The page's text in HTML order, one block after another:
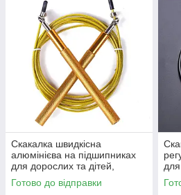
Скакалка швидкісна
алюмінієва на підшипниках
для дорослих та дітей,
фітнесу, кросфіту, схуднення,
спорту F1G
Готово до відправки